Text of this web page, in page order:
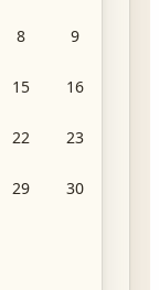
8 9
15 16
22 23
29 30